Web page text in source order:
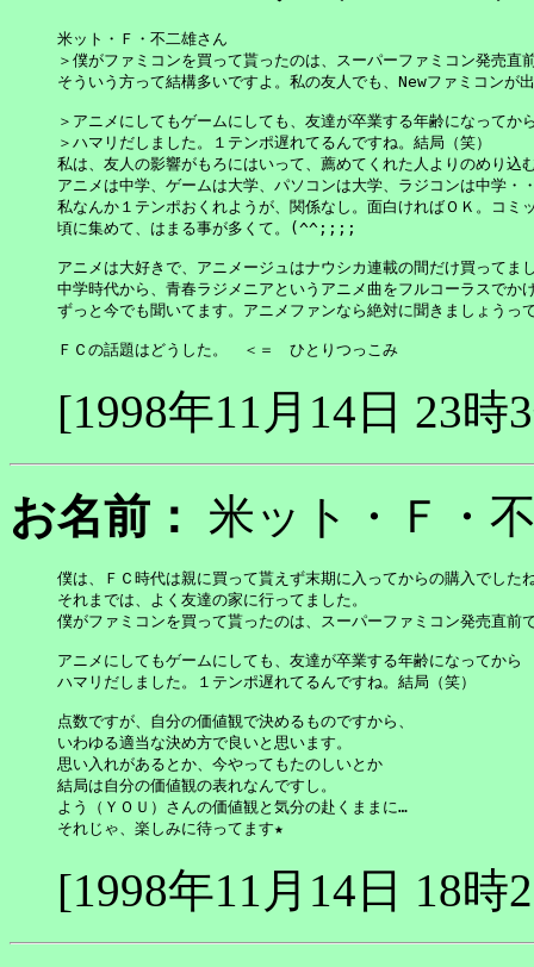
米ット・Ｆ・不二雄さん
＞僕がファミコンを買って貰ったのは、スーパーファミコン発売直
そういう方って結構多いですよ。私の友人でも、Newファミコンが
＞アニメにしてもゲームにしても、友達が卒業する年齢になってか
＞ハマリだしました。１テンポ遅れてるんですね。結局（笑）
私は、友人の影響がもろにはいって、薦めてくれた人よりのめり込
アニメは中学、ゲームは大学、パソコンは大学、ラジコンは中学・
私なんか１テンポおくれようが、関係なし。面白ければＯＫ。コミ
頃に集めて、はまる事が多くて。(^^;;;;
アニメは大好きで、アニメージュはナウシカ連載の間だけ買ってま
中学時代から、青春ラジメニアというアニメ曲をフルコーラスでか
ずっと今でも聞いてます。アニメファンなら絶対に聞きましょうっ
ＦＣの話題はどうした。　＜＝　ひとりつっこみ
[1998年11月14日 23時
お名前： 米ット・Ｆ
僕は、ＦＣ時代は親に買って貰えず末期に入ってからの購入でした
それまでは、よく友達の家に行ってました。
僕がファミコンを買って貰ったのは、スーパーファミコン発売直前
アニメにしてもゲームにしても、友達が卒業する年齢になってから
ハマリだしました。１テンポ遅れてるんですね。結局（笑）
点数ですが、自分の価値観で決めるものですから、
いわゆる適当な決め方で良いと思います。
思い入れがあるとか、今やってもたのしいとか
結局は自分の価値観の表れなんですし。
よう（ＹＯＵ）さんの価値観と気分の赴くままに…
それじゃ、楽しみに待ってます★
[1998年11月14日 18時